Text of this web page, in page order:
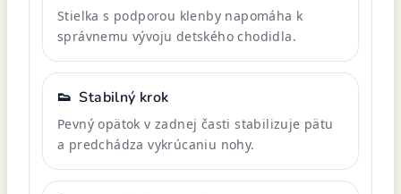
Stielka s podporou klenby napomáha k
správnemu vývoju detského chodidla.
👟 Stabilný krok
Pevný opätok v zadnej časti stabilizuje pätu
a predchádza vykrúcaniu nohy.